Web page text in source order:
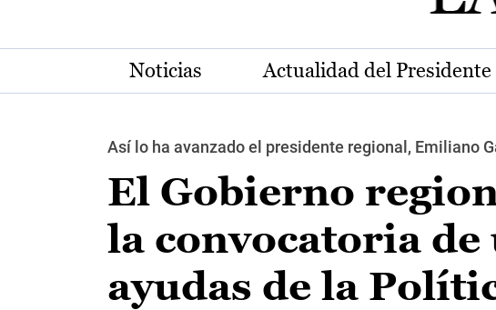
Noticias Actualidad del Presidente
Así lo ha avanzado el presidente regional, Emiliano
El Gobierno
la convocatoria
ayudas de la